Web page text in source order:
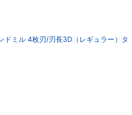
ドミル 4枚刃/刃長3D（レギュラー）タ